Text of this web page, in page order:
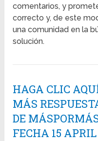
comentarios, y
correcto y, de este
una comunidad en la
solución.
HAGA CLIC
MÁS
DE
FECHA 15